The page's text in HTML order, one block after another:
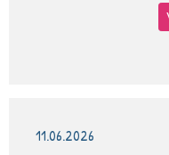
11.06.2026